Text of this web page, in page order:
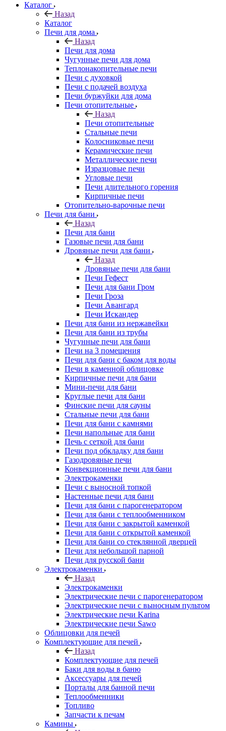
Каталог
Назад
Каталог
Печи для дома
Назад
Печи для дома
Чугунные печи для дома
Теплонакопительные печи
Печи с духовкой
Печи с подачей воздуха
Печи буржуйки для дома
Печи отопительные
Назад
Печи отопительные
Стальные печи
Колосниковые печи
Керамические печи
Металлические печи
Изразцовые печи
Угловые печи
Печи длительного горения
Кирпичные печи
Отопительно-варочные печи
Печи для бани
Назад
Печи для бани
Газовые печи для бани
Дровяные печи для бани
Назад
Дровяные печи для бани
Печи Гефест
Печи для бани Гром
Печи Гроза
Печи Авангард
Печи Искандер
Печи для бани из нержавейки
Печи для бани из трубы
Чугунные печи для бани
Печи на 3 помещения
Печи для бани с баком для воды
Печи в каменной облицовке
Кирпичные печи для бани
Мини-печи для бани
Круглые печи для бани
Финские печи для сауны
Стальные печи для бани
Печи для бани с камнями
Печи напольные для бани
Печь с сеткой для бани
Печи под обкладку для бани
Газодровяные печи
Конвекционные печи для бани
Электрокаменки
Печи с выносной топкой
Настенные печи для бани
Печи для бани с парогенератором
Печи для бани с теплообменником
Печи для бани с закрытой каменкой
Печи для бани с открытой каменкой
Печи для бани со стеклянной дверцей
Печи для небольшой парной
Печи для русской бани
Электрокаменки
Назад
Электрокаменки
Электрические печи с парогенератором
Электрические печи с выносным пультом
Электрические печи Karina
Электрические печи Sawo
Облицовки для печей
Комплектующие для печей
Назад
Комплектующие для печей
Баки для воды в баню
Аксессуары для печей
Порталы для банной печи
Теплообменники
Топливо
Запчасти к печам
Камины